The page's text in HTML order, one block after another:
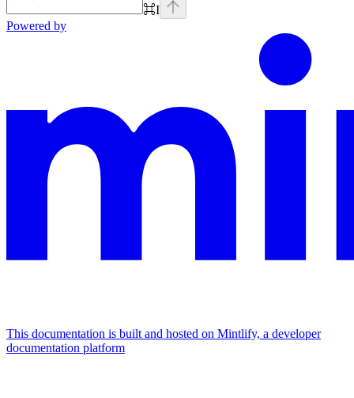
⌘I
Powered by
This documentation is built and hosted on Mintlify, a developer
documentation platform